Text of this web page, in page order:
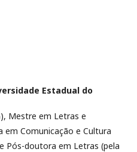
Estadual do
Mestre em Letras e
em Comunicação e Cultura
Pós-doutora em Letras (pela